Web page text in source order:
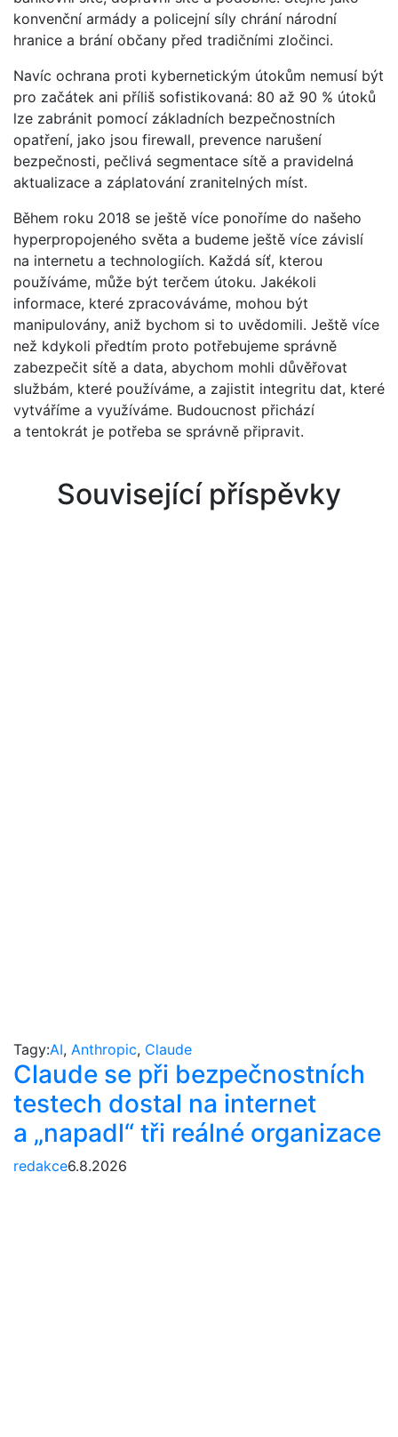
konvenční armády a policejní síly chrání národní
hranice a brání občany před tradičními zločinci.
Navíc ochrana proti kybernetickým útokům nemusí být
pro začátek ani příliš sofistikovaná: 80 až 90 % útoků
lze zabránit pomocí základních bezpečnostních
opatření, jako jsou firewall, prevence narušení
bezpečnosti, pečlivá segmentace sítě a pravidelná
aktualizace a záplatování zranitelných míst.
Během roku 2018 se ještě více ponoříme do našeho
hyperpropojeného světa a budeme ještě více závislí
na internetu a technologiích. Každá síť, kterou
používáme, může být terčem útoku. Jakékoli
informace, které zpracováváme, mohou být
manipulovány, aniž bychom si to uvědomili. Ještě více
než kdykoli předtím proto potřebujeme správně
zabezpečit sítě a data, abychom mohli důvěřovat
službám, které používáme, a zajistit integritu dat, které
vytváříme a využíváme. Budoucnost přichází
a tentokrát je potřeba se správně připravit.
Související příspěvky
Tagy:AI, Anthropic, Claude
Claude se při bezpečnostních
testech dostal na internet
a „napadl“ tři reálné organizace
redakce6.8.2026